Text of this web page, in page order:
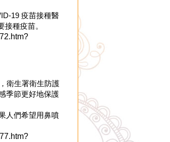
19 疫苗接種醫
種疫苗。
衛生署衛生防護
季節更好地保護
人們希望用鼻噴